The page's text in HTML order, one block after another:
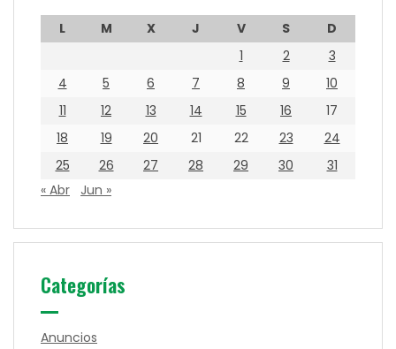
L M X J V S
D
1
2
3
4
5 6 7 8 9
10
11
12 13 14 15 16
17
18
19 20 21 22 23
24
25
26 27 28 29 30
31
« Abr
Jun »
Categorías
Anuncios